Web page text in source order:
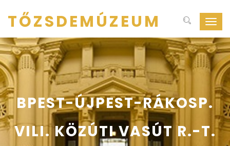
ki-
be
TŐZSDEMÚZEUM
BPEST-ÚJPEST-RÁKOSP.
VILI. KÖZÚTI VASÚT R.-T.